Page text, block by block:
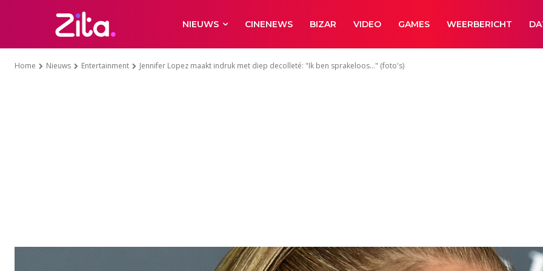
NIEUWS CINENEWS BIZAR VIDEO GAMES WEERBERICHT
Home Nieuws Entertainment Jennifer Lopez maakt indruk met diep decolleté: "Ik ben sprakeloos…" (foto's)